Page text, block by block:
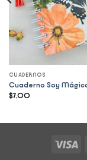
CUADERNOS
Cuaderno Soy
$7,00